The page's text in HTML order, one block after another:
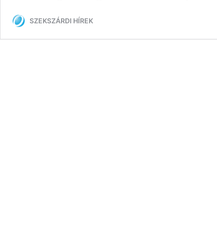
SZEKSZÁRDI HÍREK